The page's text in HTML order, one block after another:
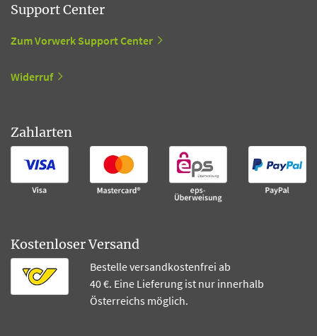
Support Center
Zum Vorwerk Support Center
Widerruf
Zahlarten
Kostenloser Versand
Bestelle versandkostenfrei ab
40 €. Eine Lieferung ist nur innerhalb
Österreichs möglich.